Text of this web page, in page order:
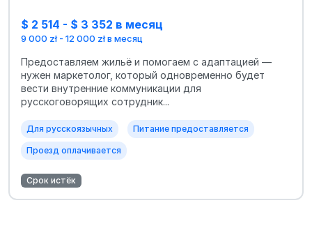
$ 2 514 - $ 3 352 в месяц
9 000 zł - 12 000 zł в месяц
Предоставляем жильё и помогаем с адаптацией —
нужен маркетолог, который одновременно будет
вести внутренние коммуникации для
русскоговорящих сотрудник...
Для русскоязычных Питание предоставляется
Проезд оплачивается
Срок истёк